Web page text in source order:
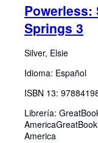
Powerless:
Springs 3
Silver, Elsie
Idioma: Español
ISBN 13:
Librería:
America
America